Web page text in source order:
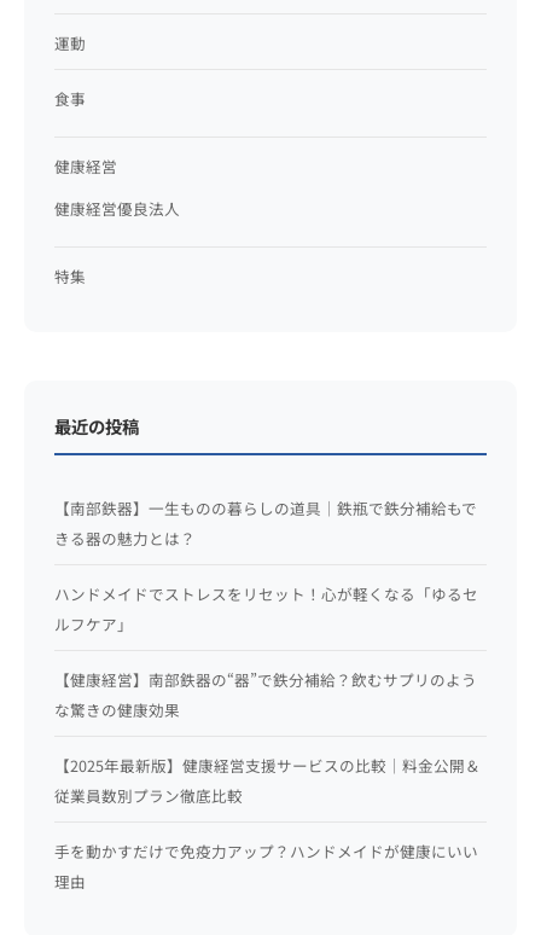
運動
食事
健康経営
健康経営優良法人
特集
最近の投稿
【南部鉄器】一生ものの暮らしの道具｜鉄瓶で鉄分補給もで
きる器の魅力とは？
ハンドメイドでストレスをリセット！心が軽くなる「ゆるセ
ルフケア」
【健康経営】南部鉄器の“器”で鉄分補給？飲むサプリのよう
な驚きの健康効果
【2025年最新版】健康経営支援サービスの比較｜料金公開＆
従業員数別プラン徹底比較
手を動かすだけで免疫力アップ？ハンドメイドが健康にいい
理由